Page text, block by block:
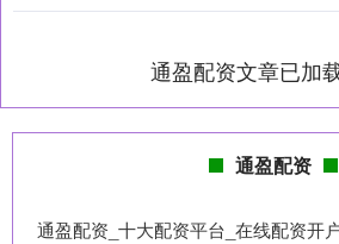
通盈配资文章已加
通盈配资
通盈配资_十大配资平台_在线配资开